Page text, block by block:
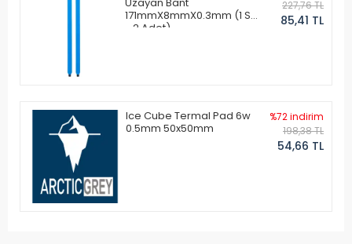
171mmX8mmX0.3mm (1 Set
- 2 Adet)
227,76 TL
85,41 TL
Ice Cube Termal Pad 6w
0.5mm 50x50mm
%72 indirim
198,38 TL
54,66 TL